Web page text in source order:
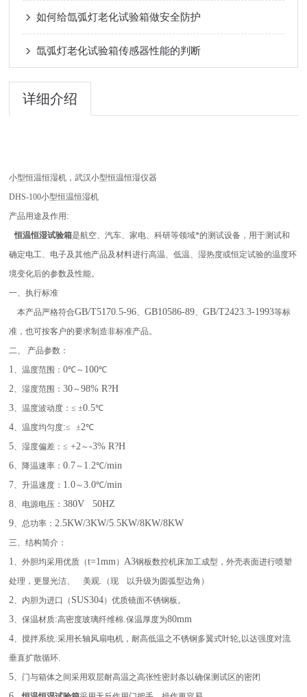
如何给氙弧灯老化试验箱做安全防护
氙弧灯老化试验箱传感器性能的判断
详细介绍
小型恒温恒湿机，武汉小型恒温恒湿仪器
DHS-100小型恒温恒湿机
产品用途及作用 :
恒温恒湿试验箱是航空、汽车、家电、科研等领域*的测试设备，用于测试和
确定电工、电子及其他产品及材料进行高温、低温、湿热度或恒定试验的温度环
境变化后的参数及性能。
一、执行标准
本产品严格符合GB/T5170.5-96、GB10586-89、GB/T2423.3-1993等标
准，也可按客户的要求制造非标准产品。
二、 产品参数：
1、温度范围：0℃～ 100℃
2、湿度范围：30～98% R?H
3、温度波动度：≤ ±0.5℃
4、温度均匀度:≤ ±2℃
5、湿度偏差：≤ +2～-3% R?H
6、降温速率：0.7～ 1.2℃/min
7、升温速度： 1.0～3.0℃/min
8、电源电压：380V
50HZ
9、总功率：2.5KW/3KW/5.5KW/8KW/8KW
三、结构简介：
1、外胆均采用优质（t=1mm）A3钢板数控机床加工成型，外壳表面进行喷塑
处理，更显光洁、
美观. （现 以升级为圆弧型边角）
2、内胆为进口（ SUS304）优质镜面不锈钢板。
3、保温材质:高密度玻璃纤维棉.保温厚度为80mm
4、搅拌系统:采用长轴风扇电机，耐高低温之不锈钢多翼式叶轮, 以达强度对流
垂直扩散循环.
5、门与箱体之间采用双层耐高温之高张性密封条以确保测试区的密闭